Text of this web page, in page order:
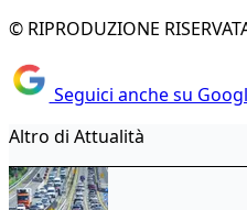
© RIPRODUZIONE
Seguici anche su
Altro di Attualità